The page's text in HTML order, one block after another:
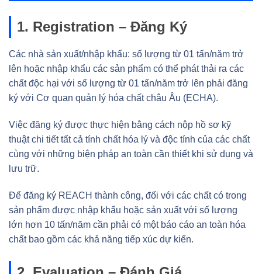
1. Registration – Đăng Ký
Các nhà sản xuất/nhập khẩu: số lượng từ 01 tấn/năm trở
lên hoặc nhập khẩu các sản phẩm có thể phát thải ra các
chất độc hại với số lượng từ 01 tấn/năm trở lên phải đăng
ký với Cơ quan quản lý hóa chất châu Âu (ECHA).
Việc đăng ký được thực hiện bằng cách nộp hồ sơ kỹ
thuật chi tiết tất cả tính chất hóa lý và độc tính của các chất
cùng với những biện pháp an toàn cần thiết khi sử dụng và
lưu trữ.
Để đăng ký REACH thành công, đối với các chất có trong
sản phẩm được nhập khẩu hoặc sản xuất với số lượng
lớn hơn 10 tấn/năm cần phải có một báo cáo an toàn hóa
chất bao gồm các khả năng tiếp xúc dự kiến.